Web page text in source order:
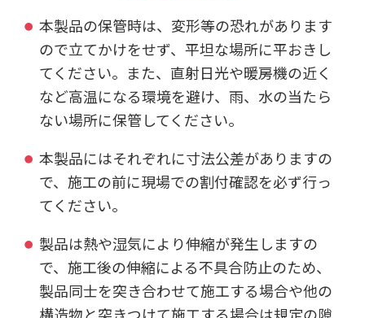
本製品の保管時は、変形等の恐れがあります
ので立てかけをせず、平坦な場所に平おきし
てください。また、直射日光や暖房機の近く
など高温になる環境を避け、雨、水の当たら
ない場所に保管してください。
本製品にはそれぞれに寸法公差がありますの
で、施工の前に現場での割付確認を必ず行っ
てください。
製品は熱や湿気により伸縮が発生しますの
で、施工後の伸縮による不具合防止のため、
製品同士を突き合わせて施工する場合や他の